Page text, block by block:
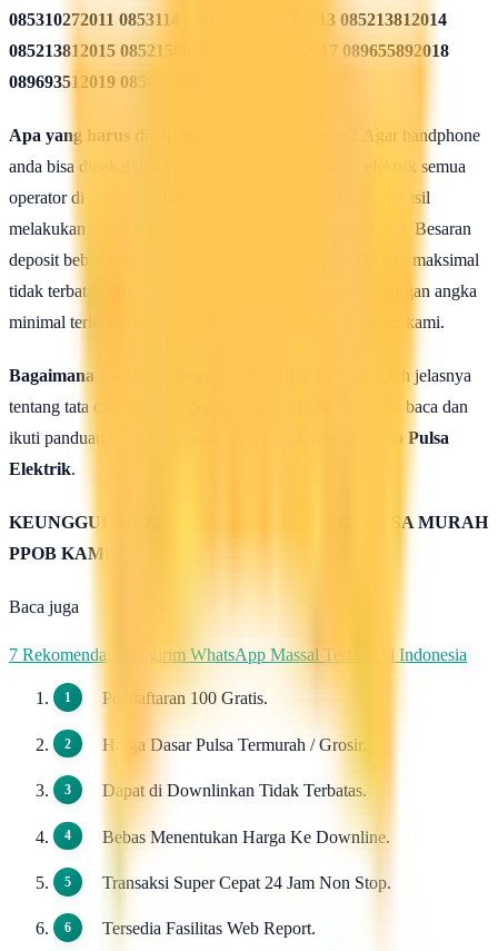
085310272011 085311432012 085213782013 085213812014
085213812015 085215082016 085819962017 089655892018
089693512019 08568582020
Apa yang harus dilakukan seusai Mendaftar ?
Agar handphone
anda bisa dipakai untuk melakukan isi ulang pulsa elektrik semua
operator di seluruh wilayah Indonesia, maka setelah berhasil
melakukan daftar anda harus mengisi saldo deposit pulsa. Besaran
deposit bebas dengan ketentuan minimal 50rb rupiah dan maksimal
tidak terbatas. Anda bisa isi deposit saldo pulsa anda dengan angka
minimal terlebih dahulu untuk uji coba kehebatan server kami.
Bagaimana caranya mengisi saldo pulsa ?
Untuk lebih jelasnya
tentang tata cara isi saldo deposit pulsa ini silahkan anda baca dan
ikuti panduan yang terdapat di halaman :
Cara isi Saldo Pulsa
Elektrik.
KEUNGGULAN & KELEBIHAN SERVER PULSA MURAH
PPOB KAMI
Baca juga
7 Rekomendasi Pengirim WhatsApp Massal Terbaik di Indonesia
Pendaftaran 100 Gratis.
Harga Dasar Pulsa Termurah / Grosir.
Dapat di Downlinkan Tidak Terbatas.
Bebas Menentukan Harga Ke Downline.
Transaksi Super Cepat 24 Jam Non Stop.
Tersedia Fasilitas Web Report.